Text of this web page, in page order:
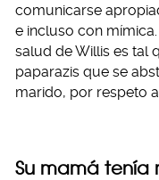
comunicarse
e incluso con
salud de Willis es tal
paparazis que se
marido, por respeto
Su mamá tenía